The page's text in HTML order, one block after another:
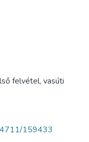
felvétel, vasúti
159433